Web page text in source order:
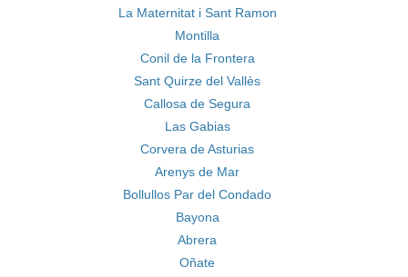
La Maternitat i Sant Ramon
Montilla
Conil de la Frontera
Sant Quirze del Vallès
Callosa de Segura
Las Gabias
Corvera de Asturias
Arenys de Mar
Bollullos Par del Condado
Bayona
Abrera
Oñate